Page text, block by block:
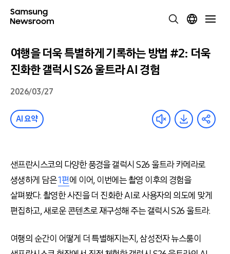
여행을 더욱 특별하게 기록하는 방법 #2: 더욱
진화한 갤럭시 S26 울트라 AI 경험
2026/03/27
AI 요약
샌프란시스코의 다양한 풍경을 갤럭시 S26 울트라 카메라로
생생하게 담은1편에 이어, 이번에는 촬영 이후의 경험을
살펴봤다. 촬영한 사진을 더 진화한 AI로 사용자의 의도에 맞게
편집하고, 새로운 콘텐츠로 재구성해 주는 갤럭시 S26 울트라.
여행의 순간이 어떻게 더 특별해지는지, 삼성전자 뉴스룸이